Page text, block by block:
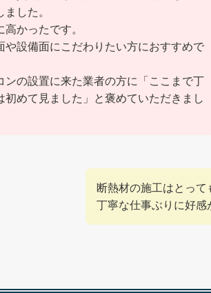
した。
かったです。
や設備面にこだわりたい方におすすめで
ンの設置に来た業者の方に「ここまで丁
めて見ました」と褒めていただきまし
断熱材の施工はとって
丁寧な仕事ぶりに好感